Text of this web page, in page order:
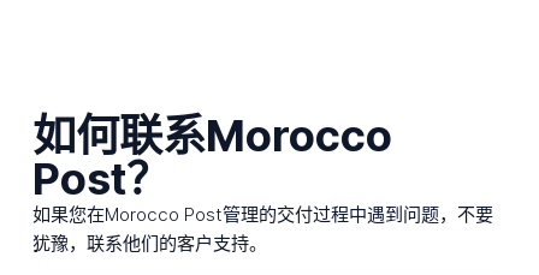
如何联系Morocco
Post？
如果您在Morocco Post管理的交付过程中遇到问题，不要
犹豫，联系他们的客户支持。